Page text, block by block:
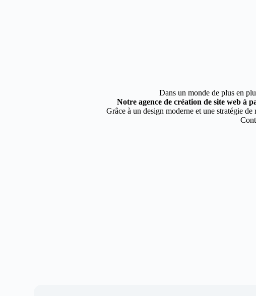
Dans un monde de plus en
Notre agence de création de site web à
Grâce à un design moderne et une stratégie